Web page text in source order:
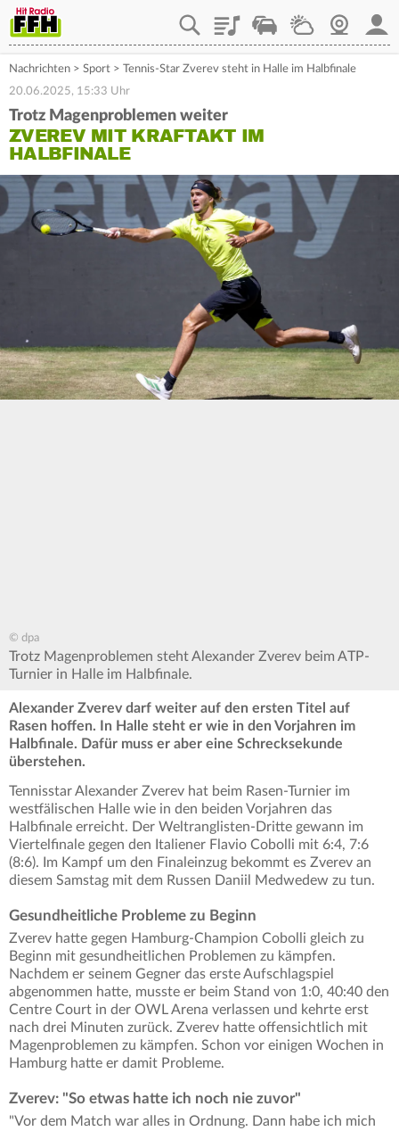
PlaylistStaupilotWetterWebcam
Nachrichten > Sport > Tennis-Star Zverev steht in Halle im Halbfinale
20.06.2025, 15:33 Uhr
Trotz Magenproblemen weiter
ZVEREV MIT KRAFTAKT IM
HALBFINALE
© dpa
Trotz Magenproblemen steht Alexander Zverev beim ATP-
Turnier in Halle im Halbfinale.
Alexander Zverev darf weiter auf den ersten Titel auf
Rasen hoffen. In Halle steht er wie in den Vorjahren im
Halbfinale. Dafür muss er aber eine Schrecksekunde
überstehen.
Tennisstar Alexander Zverev hat beim Rasen-Turnier im
westfälischen Halle wie in den beiden Vorjahren das
Halbfinale erreicht. Der Weltranglisten-Dritte gewann im
Viertelfinale gegen den Italiener Flavio Cobolli mit 6:4, 7:6
(8:6). Im Kampf um den Finaleinzug bekommt es Zverev an
diesem Samstag mit dem Russen Daniil Medwedew zu tun.
Gesundheitliche Probleme zu Beginn
Zverev hatte gegen Hamburg-Champion Cobolli gleich zu
Beginn mit gesundheitlichen Problemen zu kämpfen.
Nachdem er seinem Gegner das erste Aufschlagspiel
abgenommen hatte, musste er beim Stand von 1:0, 40:40 den
Centre Court in der OWL Arena verlassen und kehrte erst
nach drei Minuten zurück. Zverev hatte offensichtlich mit
Magenproblemen zu kämpfen. Schon vor einigen Wochen in
Hamburg hatte er damit Probleme.
Zverev: "So etwas hatte ich noch nie zuvor"
"Vor dem Match war alles in Ordnung. Dann habe ich mich